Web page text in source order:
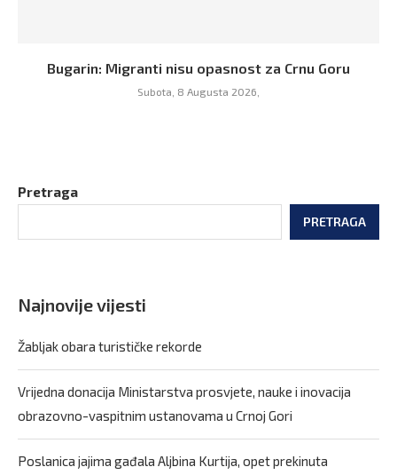
Bugarin: Migranti nisu opasnost za Crnu Goru
Subota, 8 Augusta 2026,
Pretraga
PRETRAGA
Najnovije vijesti
Žabljak obara turističke rekorde
Vrijedna donacija Ministarstva prosvjete, nauke i inovacija
obrazovno-vaspitnim ustanovama u Crnoj Gori
Poslanica jajima gađala Aljbina Kurtija, opet prekinuta